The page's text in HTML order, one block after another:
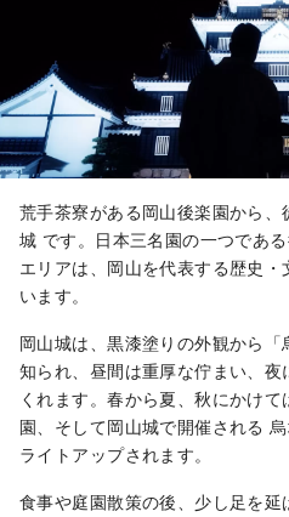
荒手茶寮がある岡山後楽園から
城 です。日本三名園の一つであ
エリアは、岡山を代表する歴史
います。
岡山城は、黒漆塗りの外観から
知られ、昼間は重厚な佇まい、
くれます。春から夏、秋にかけ
園、そして岡山城で開催される
ライトアップされます。
食事や庭園散策の後、少し足を